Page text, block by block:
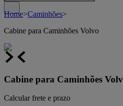
Home>Caminhões>
Cabine para Caminhões Volvo
Cabine para Caminhões
Calcular frete e prazo